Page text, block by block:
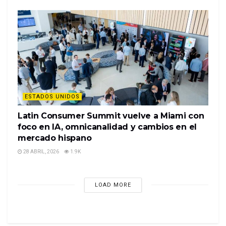
Adidas presenta su perspectiva para el
Según cifras preliminares, la compañía habría
ESTADOS UNIDOS
Latin Consumer Summit vuelve a Miami con
foco en IA, omnicanalidad y cambios en el
mercado hispano
28 ABRIL, 2026 1.9K
LOAD MORE